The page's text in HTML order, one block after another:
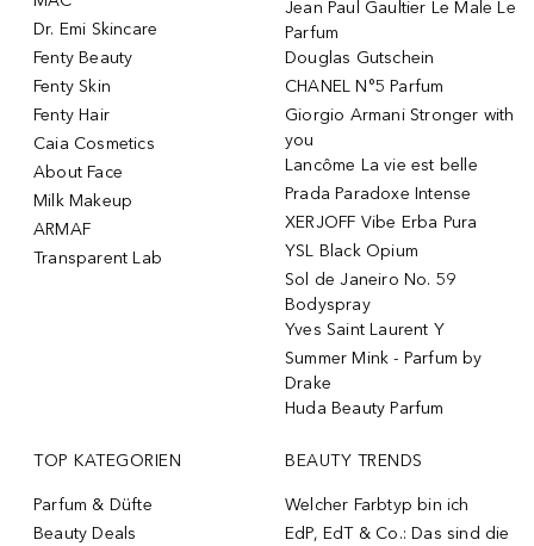
Dr. Emi Skincare
Fenty Beauty
Fenty Skin
Fenty Hair
Caia Cosmetics
About Face
Milk Makeup
ARMAF
Transparent Lab
Jean Paul Gaultier Le Male Le
Parfum
Douglas Gutschein
CHANEL N°5 Parfum
Giorgio Armani Stronger with
you
Lancôme La vie est belle
Prada Paradoxe Intense
XERJOFF Vibe Erba Pura
YSL Black Opium
Sol de Janeiro No. 59
Bodyspray
Yves Saint Laurent Y
Summer Mink - Parfum by
Drake
Huda Beauty Parfum
TOP KATEGORIEN
Parfum & Düfte
Beauty Deals
BEAUTY TRENDS
Welcher Farbtyp bin ich
EdP, EdT & Co.: Das sind die